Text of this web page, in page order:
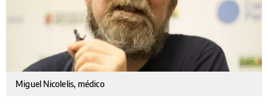
Miguel Nicolelis, médico